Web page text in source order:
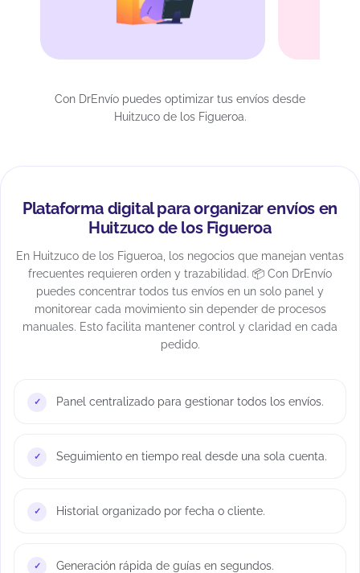
Con DrEnvío puedes optimizar tus envíos desde
Huitzuco de los Figueroa.
Plataforma digital para organizar envíos en
Huitzuco de los Figueroa
En Huitzuco de los Figueroa, los negocios que manejan ventas
frecuentes requieren orden y trazabilidad. 📦 Con DrEnvío
puedes concentrar todos tus envíos en un solo panel y
monitorear cada movimiento sin depender de procesos
manuales. Esto facilita mantener control y claridad en cada
pedido.
Panel centralizado para gestionar todos los envíos.
Seguimiento en tiempo real desde una sola cuenta.
Historial organizado por fecha o cliente.
Generación rápida de guías en segundos.